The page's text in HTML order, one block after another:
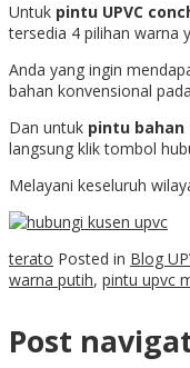
Untuk pintu UPVC
tersedia 4 pilihan warna
Anda yang ingin
bahan konvensional
Dan untuk pintu bahan
langsung klik tombol
Melayani keseluruh
terato Posted in Blog
warna putih, pintu upvc
Post